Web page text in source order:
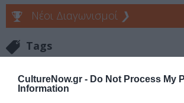
CultureNow.gr - Do Not Process My
Information
Νέοι Διαγωνισμοί ❯
Tags